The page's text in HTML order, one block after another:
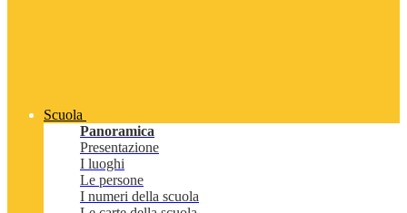
Scuola
Panoramica
Presentazione
I luoghi
Le persone
I numeri della scuola